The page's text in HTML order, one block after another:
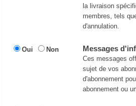
la livraison
membres, tels
d'annulation.
Oui Non Messages
Ces messages
sujet de vos
d'abonnement
abonnement ou